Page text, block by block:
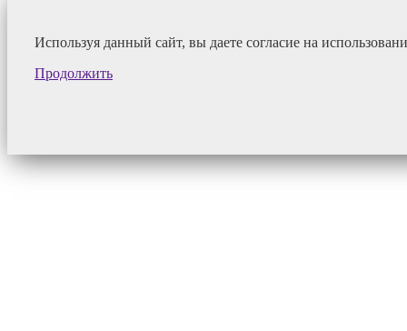
Используя данный сайт, вы даете согласие на
Продолжить